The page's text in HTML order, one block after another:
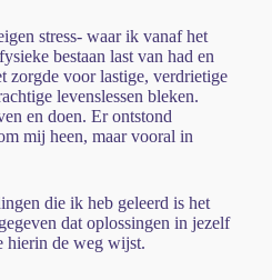
stress- waar ik vanaf het
bestaan last van had en
zorgde voor lastige, verdrietige
levenslessen bleken.
en doen. Er ontstond
mij heen, maar vooral in
die ik heb geleerd is het
dat oplossingen in jezelf
hierin de weg wijst.